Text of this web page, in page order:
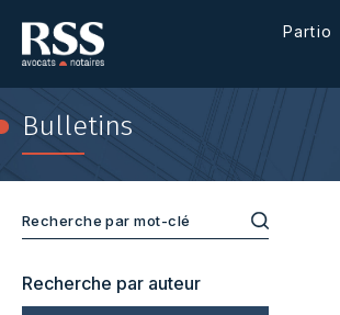
Partio
Bulletins
Recherche par auteur